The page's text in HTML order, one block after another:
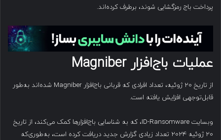
پرداخت باج رمزگشایی شوند، برطرف کرده‌اند.
عملیات باج‌افزار Magniber
از تاریخ ۲۰ ژوئیه، تعداد افرادی که قربانی باج‌افزار Magniber شده‌اند به‌طور
قابل‌توجهی افزایش یافته است.
وبسایت ID-Ransomware، که به شناسایی باج‌افزارها کمک می‌کند، از تاریخ
۲۰ ژوئیه ۲۰۲۴ تعداد زیادی گزارش جدید دریافت کرده است، به‌طوری‌که